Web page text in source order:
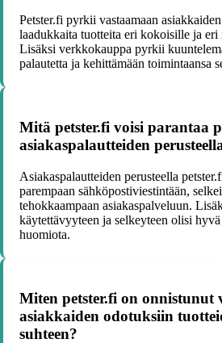
Petster.fi pyrkii vastaamaan
laadukkaita tuotteita eri kokoisille ja
Lisäksi verkkokauppa pyrkii
palautetta ja kehittämään toimintaansa
Mitä petster.fi voisi parantaa
asiakaspalautteiden
Asiakaspalautteiden perusteella
parempaan sähköpostiviestintään,
tehokkaampaan asiakaspalveluun.
käytettävyyteen ja selkeyteen olisi
huomiota.
Miten petster.fi on onnistunut
asiakkaiden odotuksiin
suhteen?